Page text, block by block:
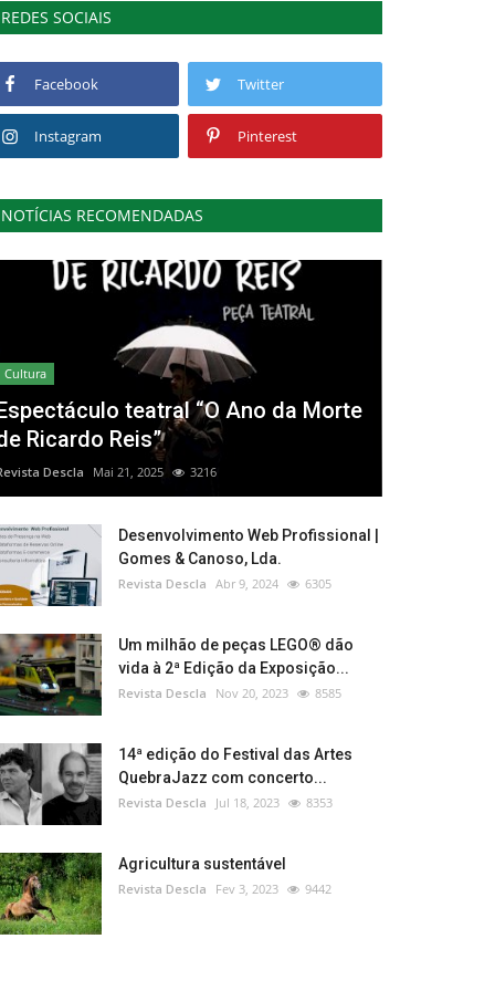
REDES SOCIAIS
Facebook Twitter
Instagram Pinterest
NOTÍCIAS RECOMENDADAS
Cultura
teatral “O Ano da Morte
Ricardo Reis”
Descla Mai 21, 2025 3216
Desenvolvimento Web Profissional |
Gomes & Canoso, Lda.
Revista Descla Abr 9, 2024 6305
Um milhão de peças LEGO® dão
vida à 2ª Edição da Exposição...
Revista Descla Nov 20, 2023 8585
14ª edição do Festival das Artes
QuebraJazz com concerto...
Revista Descla Jul 18, 2023 8353
Agricultura sustentável
Revista Descla Fev 3, 2023 9442